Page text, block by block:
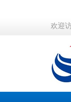
欢迎